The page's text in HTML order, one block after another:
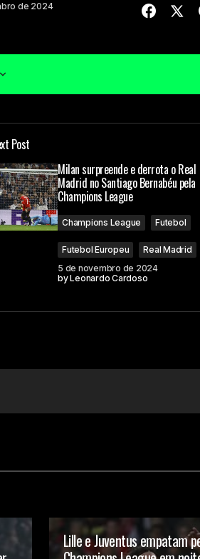
de 2024
obrigatórios são marcados com *
Post
Milan surpreende e derrota o Real
Madrid no Santiago Bernabéu pela
Champions League
Champions League Futebol
Futebol Europeu
Real Madrid
5 de novembro de 2024
byLeonardo Cardoso
Lille e Juventus empatam